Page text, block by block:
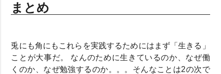
まとめ
兎にも角にもこれらを実践するためにはまず「生きる」
ことが大事だ。 なんのために生きているのか、なぜ働
くのか、なぜ勉強するのか。。。そんなことは2の次で